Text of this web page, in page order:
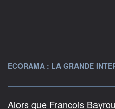
information fournie par
ECORAMA : LA GRANDE
Alors que François